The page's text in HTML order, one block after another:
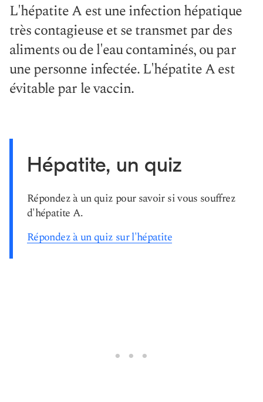
L'hépatite A est une infection hépatique
très contagieuse et se transmet par des
aliments ou de l'eau contaminés, ou par
une personne infectée. L'hépatite A est
évitable par le vaccin.
Hépatite, un quiz
Répondez à un quiz pour savoir si vous souffrez
d'hépatite A.
Répondez à un quiz sur l'hépatite